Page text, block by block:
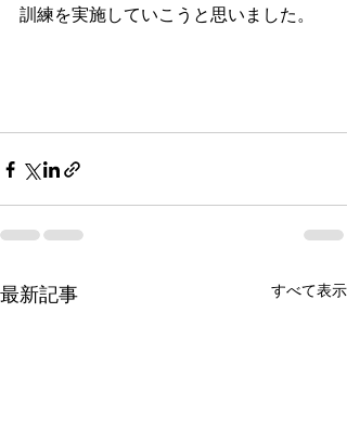
訓練を実施していこうと思いました。
最新記事 すべて表示